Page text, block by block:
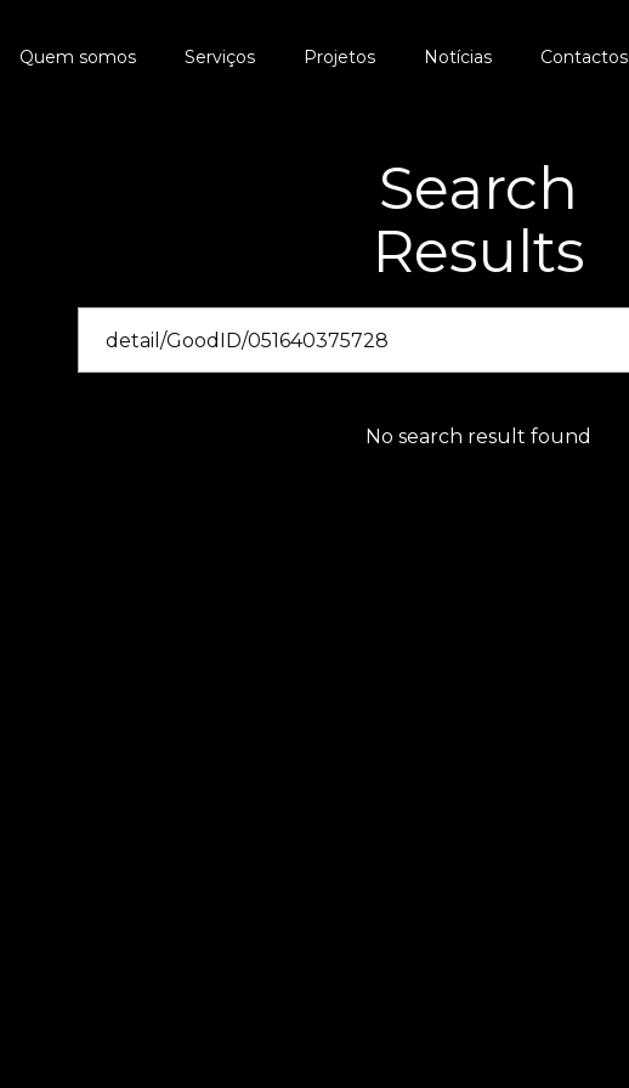
Quem somos Serviços Projetos Notícias Contactos
Search
Results
No search result found